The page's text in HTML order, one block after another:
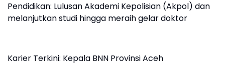
Pendidikan: Lulusan Akademi Kepolisian (Akpol) dan
melanjutkan studi hingga meraih gelar doktor
Karier Terkini: Kepala BNN Provinsi Aceh